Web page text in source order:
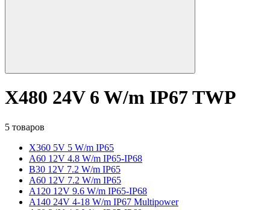
X480 24V 6 W/m IP67 TWP
5 товаров
X360 5V 5 W/m IP65
A60 12V 4.8 W/m IP65-IP68
B30 12V 7.2 W/m IP65
A60 12V 7.2 W/m IP65
A120 12V 9.6 W/m IP65-IP68
A140 24V 4-18 W/m IP67 Multipower